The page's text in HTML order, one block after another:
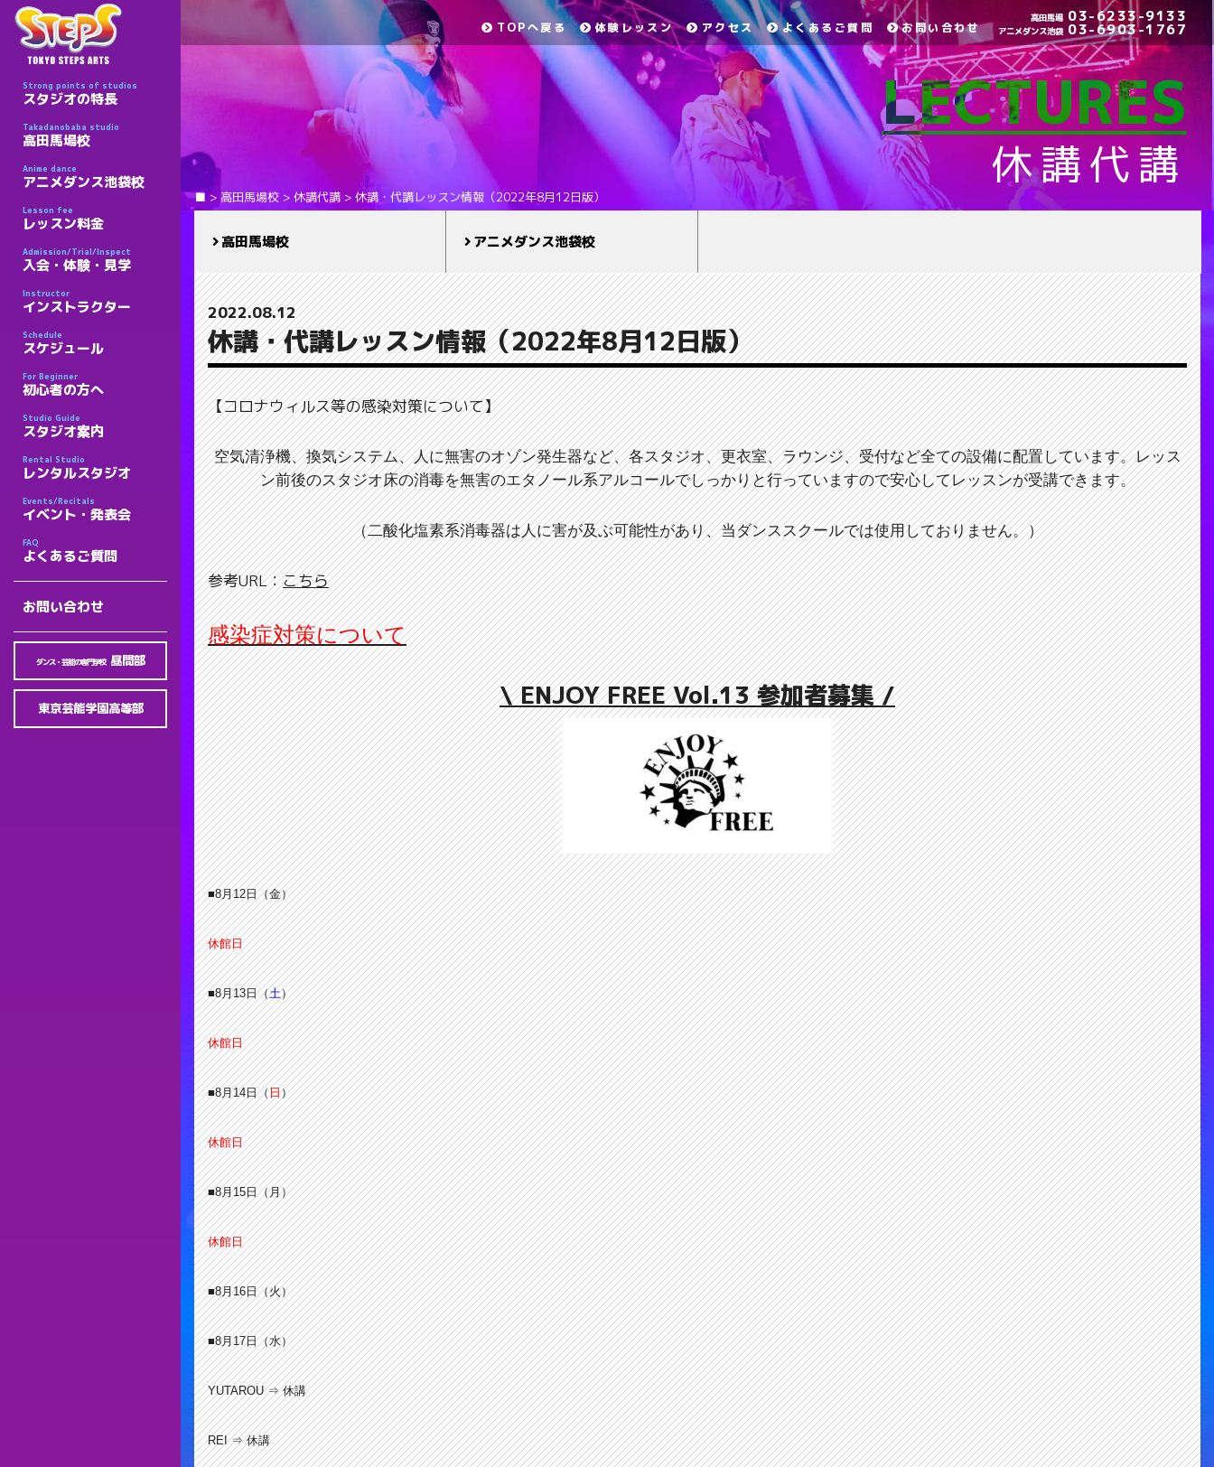
Strong points of studios
スタジオの特長
Takadanobaba studio
高田馬場校
Anime dance
アニメダンス池袋校
Lesson fee
レッスン料金
Admission/Trial/Inspect
入会・体験・見学
Instructor
インストラクター
Schedule
スケジュール
For Beginner
初心者の方へ
Studio Guide
スタジオ案内
Rental Studio
レンタルスタジオ
Events/Recitals
イベント・発表会
FAQ
よくあるご質問
お問い合わせ
ダンス・芸能の専門学校 昼間部
東京芸能学園高等部
TOPへ戻る 体験レッスン アクセス よくあるご質問 お問い合わせ
高田馬場 03-6233-9133
アニメダンス池袋 03-6903-1767
LECTURES
休講代講
■ > 高田馬場校 > 休講代講 > 休講・代講レッスン情報（2022年8月12日版）
高田馬場校 アニメダンス池袋校
2022.08.12
休講・代講レッスン情報（2022年8月12日版）
【コロナウィルス等の感染対策について】
空気清浄機、換気システム、人に無害のオゾン発生器など、各スタジオ、更衣室、ラウンジ、受付など全ての設備に配置しています。レッス
ン前後のスタジオ床の消毒を無害のエタノール系アルコールでしっかりと行っていますので安心してレッスンが受講できます。
（二酸化塩素系消毒器は人に害が及ぶ可能性があり、当ダンススクールでは使用しておりません。）
参考URL：こちら
感染症対策について
\ ENJOY FREE Vol.13 参加者募集 /
■8月12日（金）
休館日
■8月13日（土）
休館日
■8月14日（日）
休館日
■8月15日（月）
休館日
■8月16日（火）
■8月17日（水）
YUTAROU ⇒ 休講
REI ⇒ 休講